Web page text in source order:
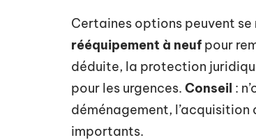
Certaines options peuvent
rééquipement à neuf pour
déduite, la protection
pour les urgences. Conseil :
déménagement,
importants.